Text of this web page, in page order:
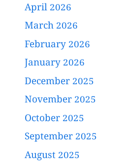
April 2026
March 2026
February 2026
January 2026
December 2025
November 2025
October 2025
September 2025
August 2025